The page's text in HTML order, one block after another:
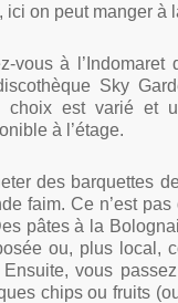
ici on peut manger à
vous à l’Indomaret
Sky
choix est varié et
à l’étage.
des barquettes
faim. Ce n’est
pâtes à la
ou, plus local,
vous
chips ou fruits